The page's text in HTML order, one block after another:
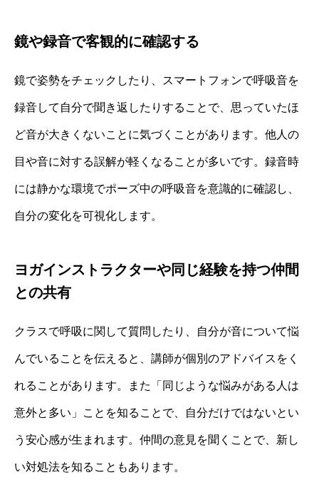
鏡や録音で客観的に確認する
鏡で姿勢をチェックしたり、スマートフォンで呼吸音を
録音して自分で聞き返したりすることで、思っていたほ
ど音が大きくないことに気づくことがあります。他人の
目や音に対する誤解が軽くなることが多いです。録音時
には静かな環境でポーズ中の呼吸音を意識的に確認し、
自分の変化を可視化します。
ヨガインストラクターや同じ経験を持つ仲間
との共有
クラスで呼吸に関して質問したり、自分が音について悩
んでいることを伝えると、講師が個別のアドバイスをく
れることがあります。また「同じような悩みがある人は
意外と多い」ことを知ることで、自分だけではないとい
う安心感が生まれます。仲間の意見を聞くことで、新し
い対処法を知ることもあります。